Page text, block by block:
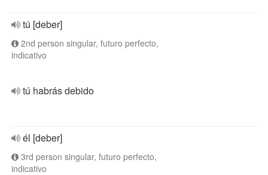
tú [deber]
2nd person singular, futuro perfecto,
indicativo
tú habrás debido
él [deber]
3rd person singular, futuro perfecto,
indicativo